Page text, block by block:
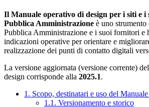
Il Manuale operativo di design per i siti e i
Pubblica Amministrazione è uno
Pubblica Amministrazione e i suoi fornitori e
indicazioni operative per orientare e
realizzazione dei punti di contatto digitali
La versione aggiornata (versione corrente)
design corrisponde alla 2025.1.
1. Scopo, destinatari e uso del
1.1. Versionamento e storico